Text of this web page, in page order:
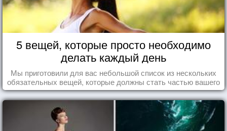
5 вещей, которые просто необходимо
делать каждый день
Мы приготовили для вас небольшой список из нескольких
обязательных вещей, которые должны стать частью вашего
дня.